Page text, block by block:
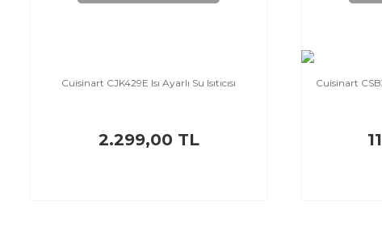
Cuisinart CJK429E Isı Ayarlı Su Isıtıcısı
2.299,00 TL
Cuisinart